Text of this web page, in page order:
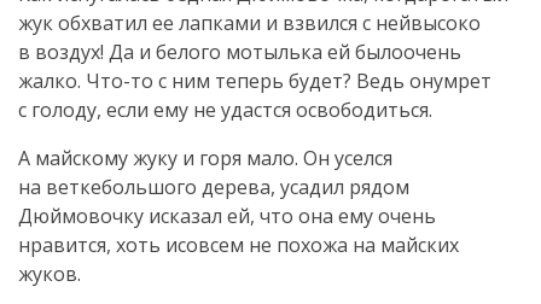
жук обхватил ее лапками и взвился с нейвысоко
в воздух! Да и белого мотылька ей былоочень
жалко. Что-то с ним теперь будет? Ведь онумрет
с голоду, если ему не удастся освободиться.
А майскому жуку и горя мало. Он уселся
на веткебольшого дерева, усадил рядом
Дюймовочку исказал ей, что она ему очень
нравится, хоть исовсем не похожа на майских
жуков.